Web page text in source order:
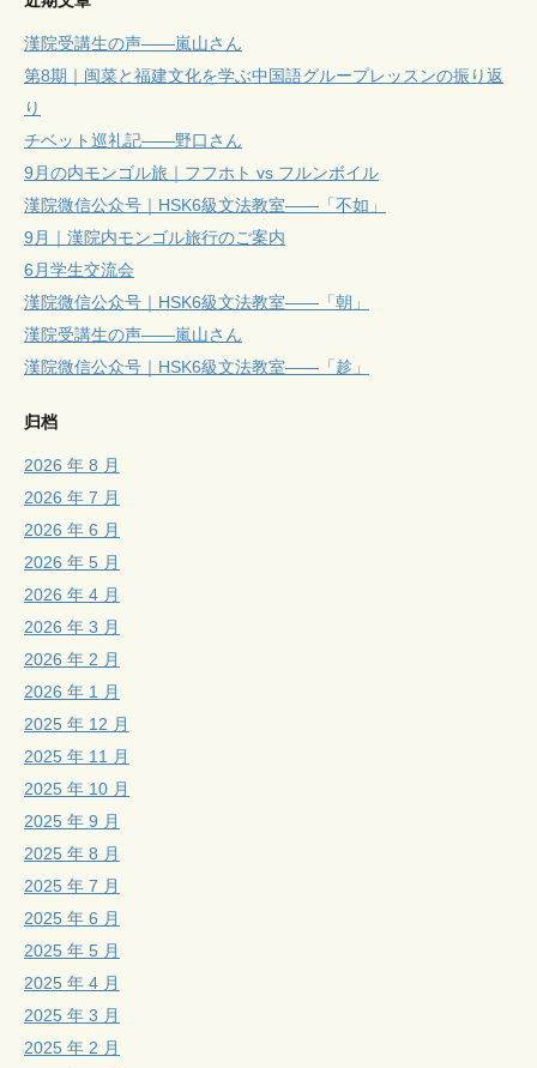
漢院受講生の声——嵐山さん
第8期｜闽菜と福建文化を学ぶ中国語グループレッスンの振り返
り
チベット巡礼記——野口さん
9月の内モンゴル旅｜フフホト vs フルンボイル
漢院微信公众号｜HSK6級文法教室——「不如」
9月｜漢院内モンゴル旅行のご案内
6月学生交流会
漢院微信公众号｜HSK6級文法教室——「朝」
漢院受講生の声——嵐山さん
漢院微信公众号｜HSK6級文法教室——「趁」
归档
2026 年 8 月
2026 年 7 月
2026 年 6 月
2026 年 5 月
2026 年 4 月
2026 年 3 月
2026 年 2 月
2026 年 1 月
2025 年 12 月
2025 年 11 月
2025 年 10 月
2025 年 9 月
2025 年 8 月
2025 年 7 月
2025 年 6 月
2025 年 5 月
2025 年 4 月
2025 年 3 月
2025 年 2 月